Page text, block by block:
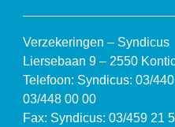
Verzekeringen – Syndicus
Liersebaan 9 – 2550
Telefoon: Syndicus: 03/
03/448 00 00
Fax: Syndicus: 03/459 21